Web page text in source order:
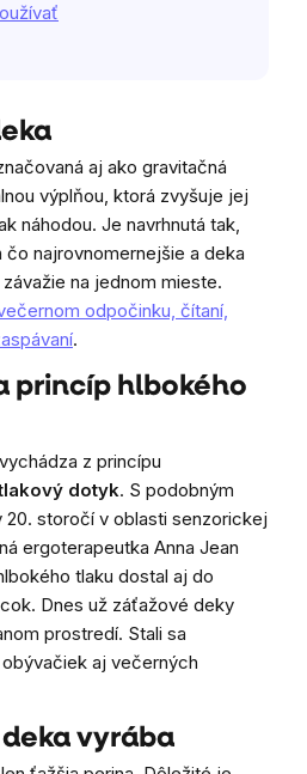
aj ako gravitačná
výplňou, ktorá zvyšuje jej
náhodou. Je navrhnutá tak,
najrovnomernejšie a deka
na jednom mieste.
odpočinku, čítaní,
.
princíp hlbokého
z princípu
dotyk. S podobným
storočí v oblasti senzorickej
ergoterapeutka Anna Jean
tlaku dostal aj do
Dnes už záťažové deky
prostredí. Stali sa
aj večerných
vyrába